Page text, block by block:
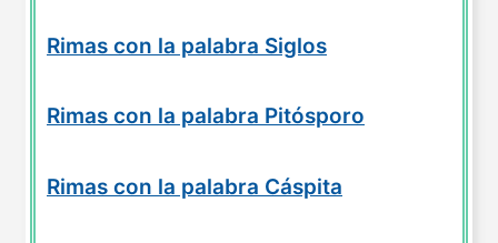
Rimas con la palabra Siglos
Rimas con la palabra Pitósporo
Rimas con la palabra Cáspita